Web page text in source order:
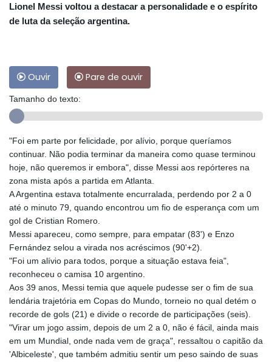
Lionel Messi voltou a destacar a personalidade e o espírito
de luta da seleção argentina.
Ouvir Pare de ouvir
Tamanho do texto:
"Foi em parte por felicidade, por alívio, porque queríamos
continuar. Não podia terminar da maneira como quase terminou
hoje, não queremos ir embora", disse Messi aos repórteres na
zona mista após a partida em Atlanta.
A Argentina estava totalmente encurralada, perdendo por 2 a 0
até o minuto 79, quando encontrou um fio de esperança com um
gol de Cristian Romero.
Messi apareceu, como sempre, para empatar (83') e Enzo
Fernández selou a virada nos acréscimos (90'+2).
"Foi um alívio para todos, porque a situação estava feia",
reconheceu o camisa 10 argentino.
Aos 39 anos, Messi temia que aquele pudesse ser o fim de sua
lendária trajetória em Copas do Mundo, torneio no qual detém o
recorde de gols (21) e divide o recorde de participações (seis).
"Virar um jogo assim, depois de um 2 a 0, não é fácil, ainda mais
em um Mundial, onde nada vem de graça", ressaltou o capitão da
'Albiceleste', que também admitiu sentir um peso saindo de suas